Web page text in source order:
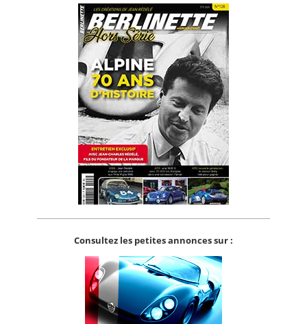
Consultez les petites annonces sur :